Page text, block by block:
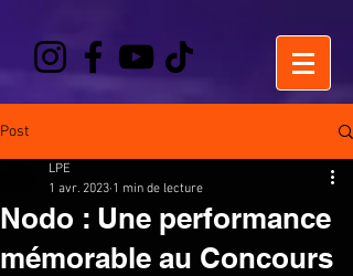
Post
Nodo : Une performance
mémorable au Concours
LPE
1 avr. 2023 1 min de lecture